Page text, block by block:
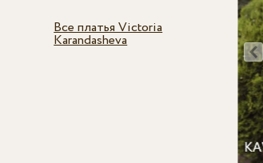
Все платья Victoria
Karandasheva